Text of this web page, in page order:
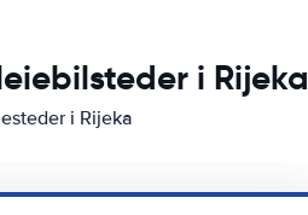
i Rijeka
i Rijeka